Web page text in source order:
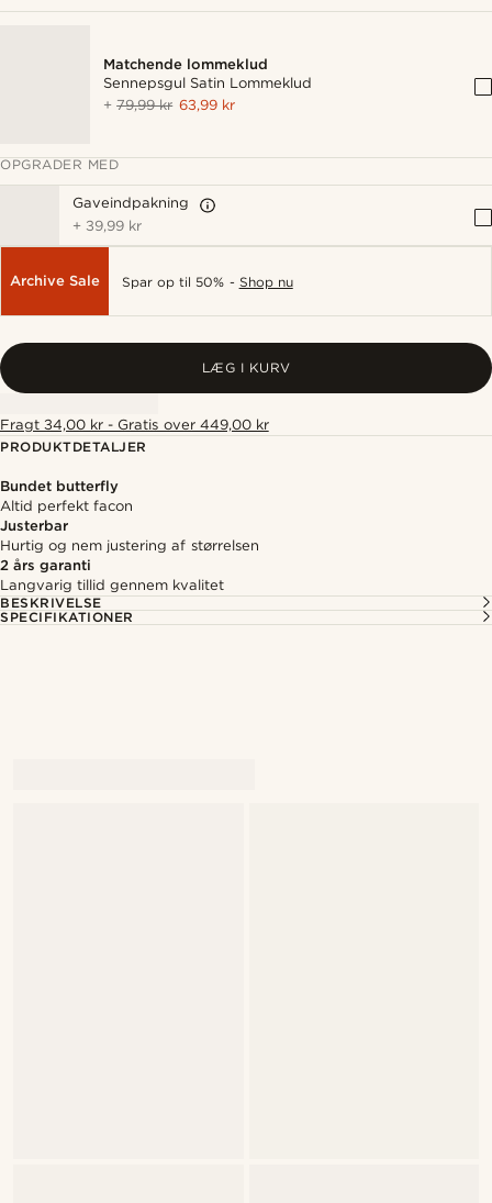
Matchende lommeklud
Sennepsgul Satin Lommeklud
+79,99 kr 63,99 kr
OPGRADER MED
Gaveindpakning
+ 39,99 kr
Archive Sale Spar op til 50% - Shop nu
LÆG I KURV
Fragt 34,00 kr - Gratis over 449,00 kr
PRODUKTDETALJER
Bundet butterfly
Altid perfekt facon
Justerbar
Hurtig og nem justering af størrelsen
2 års garanti
Langvarig tillid gennem kvalitet
BESKRIVELSE
SPECIFIKATIONER